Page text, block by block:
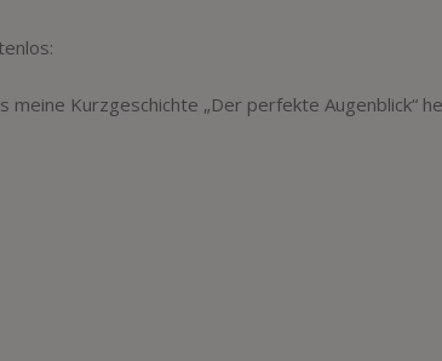
meine Kurzgeschichte „Der perfekte Augenblick“